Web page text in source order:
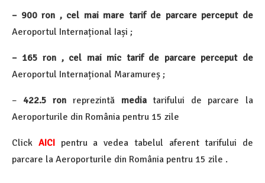
– 900 ron , cel mai mare tarif de parcare perceput de
Aeroportul Internațional Iași ;
– 165 ron , cel mai mic tarif de parcare perceput de
Aeroportul Internațional Maramureș ;
– 422.5 ron reprezintă mediatarifului de parcare la
Aeroporturile din România pentru 15 zile
Click AICIpentru a vedea tabelul aferent tarifului de
parcare la Aeroporturile din România pentru 15 zile .